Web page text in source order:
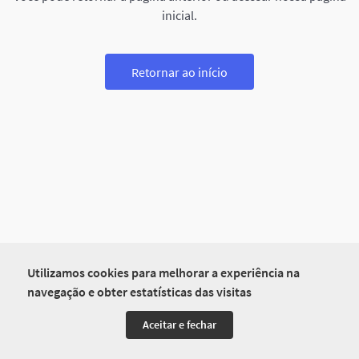
Utilizamos cookies para melhorar a experiência na
navegação e obter estatísticas das visitas
Aceitar e fechar
inicial.
Retornar ao início